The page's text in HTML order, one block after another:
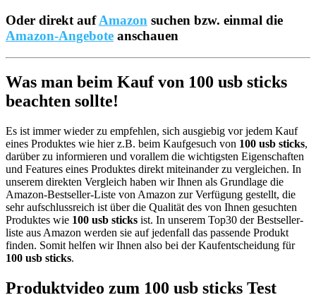
Oder direkt aufAmazon suchen bzw. einmal die
Amazon-Angebote anschauen
Was man beim Kauf von 100 usb sticks
beachten sollte!
Es ist immer wieder zu empfehlen, sich ausgiebig vor jedem Kauf
eines Produktes wie hier z.B. beim Kaufgesuch von 100 usb sticks,
darüber zu informieren und vorallem die wichtigsten Eigenschaften
und Features eines Produktes direkt miteinander zu vergleichen. In
unserem direkten Vergleich haben wir Ihnen als Grundlage die
Amazon-Bestseller-Liste von Amazon zur Verfügung gestellt, die
sehr aufschlussreich ist über die Qualität des von Ihnen gesuchten
Produktes wie 100 usb sticks ist. In unserem Top30 der Bestseller-
liste aus Amazon werden sie auf jedenfall das passende Produkt
finden. Somit helfen wir Ihnen also bei der Kaufentscheidung für
100 usb sticks.
Produktvideo zum 100 usb sticks Test